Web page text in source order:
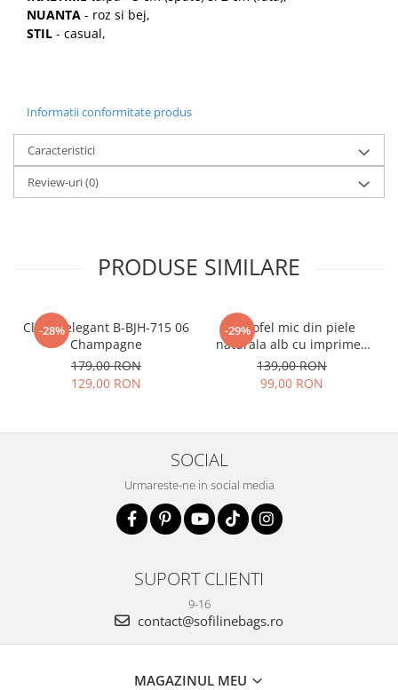
NUANTA - roz si bej,
STIL - casual,
Informatii conformitate produs
Caracteristici
Review-uri(0)
PRODUSE SIMILARE
-28%
Clutch elegant B-BJH-715 06
Champagne
179,00 RON
129,00 RON
-29%
Portofel mic din piele
naturala alb cu imprimeu
B-8912 07
139,00 RON
99,00 RON
SOCIAL
Urmareste-ne in social media
SUPORT CLIENTI
9-16
contact@sofilinebags.ro
MAGAZINUL MEU